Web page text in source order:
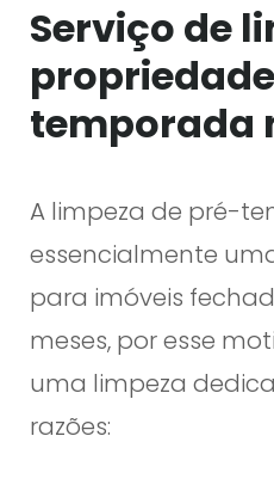
Serviço de
temporada
A limpeza de pré-
essencialmente
para imóveis
meses, por esse
uma limpeza
razões: